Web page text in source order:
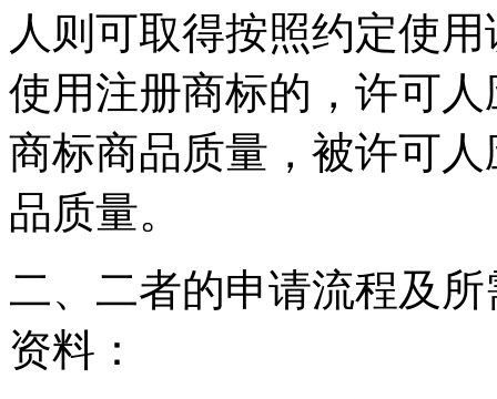
人则可取得按照约定使
使用注册商标的，许可
商标商品质量，被许可
品质量。
二、二者的申请流程及
资料：